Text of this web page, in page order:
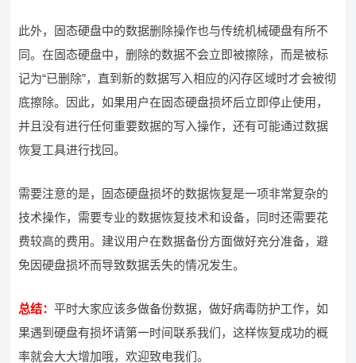
此外，固态硬盘中的数据删除操作也与传统机械硬盘有所不
同。在固态硬盘中，删除的数据不会立即被擦除，而是被标
记为“已删除”，直到新的数据写入相应的闪存区域时才会被彻
底擦除。因此，如果用户在固态硬盘损坏后立即停止使用，
并且没有进行任何重要数据的写入操作，还有可能通过数据
恢复工具进行找回。
需要注意的是，固态硬盘损坏的数据恢复是一项非常复杂的
技术操作，需要专业的数据恢复技术和设备，同时还需要花
费较高的费用。建议用户在数据备份方面做好充分准备，避
免因硬盘损坏而导致数据丢失的情况发生。
总结：平时大家应该多做备份数据，做好病毒防护工作，如
果遇到硬盘有损坏请第一时间联系我们，这样恢复成功的概
率就会大大增加哦，欢迎致电我们。